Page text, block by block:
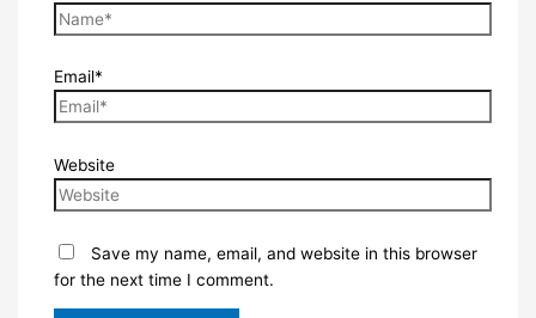
Email*
Website
Save my name, email, and website in this browser
for the next time I comment.